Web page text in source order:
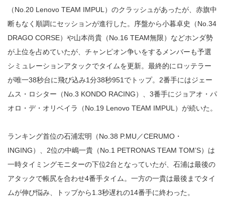
（No.20 Lenovo TEAM IMPUL）のクラッシュがあったが、赤旗中
断もなく順調にセッションが進行した。序盤から小暮卓史（No.34
DRAGO CORSE）や山本尚貴（No.16 TEAM無限）などホンダ勢
が上位を占めていたが、チャンピオン争いをするメンバーも予選
シミュレーションアタックでタイムを更新。最終的にロッテラー
が唯一38秒台に飛び込み1分38秒951でトップ。2番手にはジェー
ムス・ロシター（No.3 KONDO RACING）、3番手にジョアオ・パ
オロ・デ・オリベイラ（No.19 Lenovo TEAM IMPUL）が続いた。
ランキング首位の石浦宏明（No.38 P.MU／CERUMO・
INGING）、2位の中嶋一貴（No.1 PETRONAS TEAM TOM’S）は
一時タイミングモニターの下位2台となっていたが、石浦は最後の
アタックで帳尻を合わせ4番手タイム。一方の一貴は最後までタイ
ムが伸び悩み、トップから1.3秒遅れの14番手に終わった。